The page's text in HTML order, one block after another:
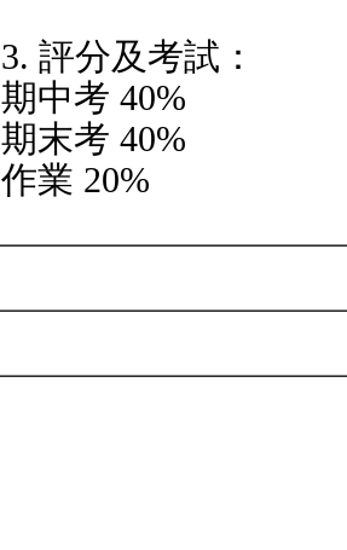
3. 評分及考試：
期中考 40%
期末考 40%
作業 20%